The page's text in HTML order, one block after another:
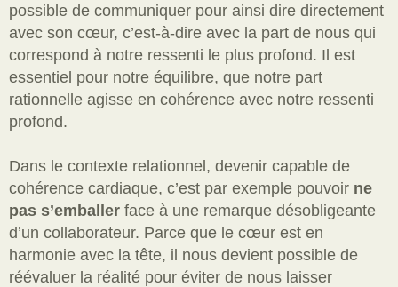
possible de communiquer pour ainsi dire directement
avec son cœur, c’est-à-dire avec la part de nous qui
correspond à notre ressenti le plus profond. Il est
essentiel pour notre équilibre, que notre part
rationnelle agisse en cohérence avec notre ressenti
profond.
Dans le contexte relationnel, devenir capable de
cohérence cardiaque, c’est par exemple pouvoir ne
pas s’emballer face à une remarque désobligeante
d’un collaborateur. Parce que le cœur est en
harmonie avec la tête, il nous devient possible de
réévaluer la réalité pour éviter de nous laisser